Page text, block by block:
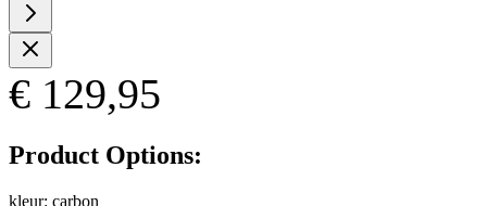
€ 129,95
Product Options:
kleur: carbon